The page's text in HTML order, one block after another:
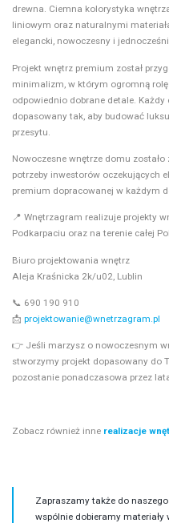
drewna. Ciemna kolorystyka
liniowym oraz naturalnymi
elegancki, nowoczesny i
Projekt wnętrz premium został
minimalizm, w którym ogromną
odpowiednio dobrane detale.
dopasowany tak, aby budować
przesytu.
Nowoczesne wnętrze domu
potrzeby inwestorów oczekujących
premium dopracowanej w każdym
📍 Wnętrzagram realizuje projekty
Podkarpaciu oraz na terenie całej
Biuro projektowania wnętrz
Aleja Kraśnicka 2k/u02, Lublin
📞 690 190 910
📩 projektowanie@wnetrzagram.pl
👉 Jeśli marzysz o nowoczesnym
stworzymy projekt dopasowany do
pozostanie ponadczasowa przez
Zobacz również inne realizacje
Zapraszamy także do naszego
wspólnie dobieramy materiały